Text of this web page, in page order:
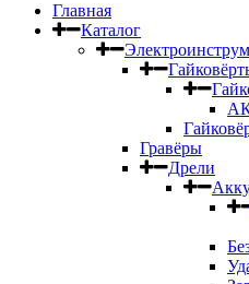
Главная
Каталог
Гравёры
Дрели